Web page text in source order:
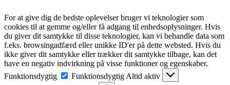
For at give dig de bedste oplevelser bruger vi teknologier som
cookies til at gemme og/eller få adgang til enhedsoplysninger. Hvis
du giver dit samtykke til disse teknologier, kan vi behandle data som
f.eks. browsingadfærd eller unikke ID'er på dette websted. Hvis du
ikke giver dit samtykke eller trækker dit samtykke tilbage, kan det
have en negativ indvirkning på visse funktioner og egenskaber.
Funktionsdygtig
Funktionsdygtig Altid aktiv